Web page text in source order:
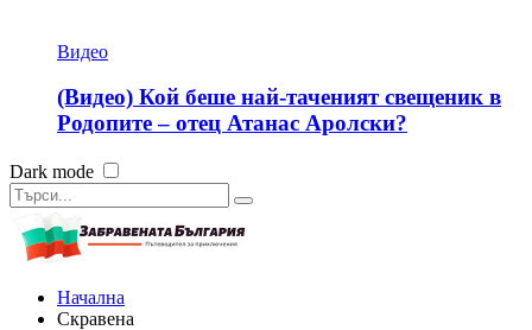
Видео
(Видео) Кой беше най-таченият свещеник в
Родопите – отец Атанас Аролски?
Dark mode
Начална
Скравена